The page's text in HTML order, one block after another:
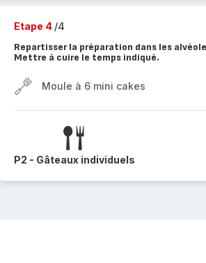
Etape 4 /4
Repartisser la préparation dans les
Mettre à cuire le temps indiqué.
Moule à 6 mini cakes
P2 - Gâteaux individuels